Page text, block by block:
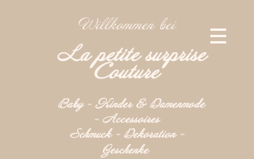
Willkommen bei
La petite surprise
Couture
Baby - Kinder & Damenmode
- Accessoires
Schmuck - Dekoration -
Geschenke